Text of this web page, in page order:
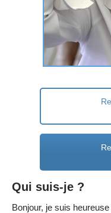
Qui suis-je ?
Bonjour, je suis